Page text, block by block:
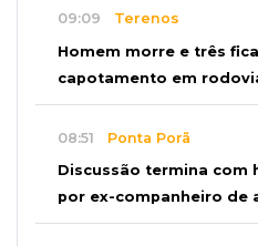
09:09 Terenos
Homem morre e três
capotamento em
08:51 Ponta Porã
Discussão termina com
por ex-companheiro de